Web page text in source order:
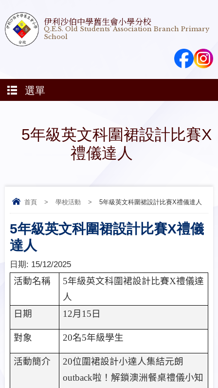
伊利沙伯中學舊生會小學分校
Q.E.S. Old Students' Association Branch Primary
School
選單
5年級英文科圍裙設計比賽X
禮儀達人
首頁 > 學校活動 > 5年級英文科圍裙設計比賽X禮儀達人
5年級英文科圍裙設計比賽X禮儀
達人
日期: 15/12/2025
活動名稱 5年級英文科圍裙設計比賽X禮儀達
人
日期
12月 15 日
對象 20名5年級學生
活動簡介 20位圍裙設計小達人集結元朗
outback啦！解鎖澳洲餐桌禮儀小知